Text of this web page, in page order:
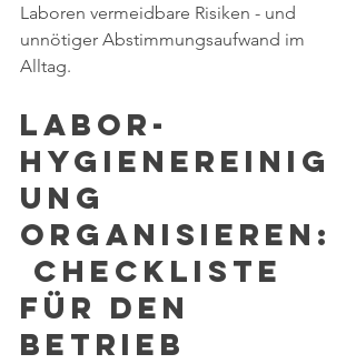
Laboren vermeidbare Risiken - und
unnötiger Abstimmungsaufwand im
Alltag.
Labor-
Hygienereinig
ung
organisieren:
Checkliste
für den
Betrieb